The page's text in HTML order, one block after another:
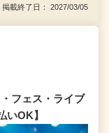
載終了日： 2027/03/05
フェス・ライブ
いOK】